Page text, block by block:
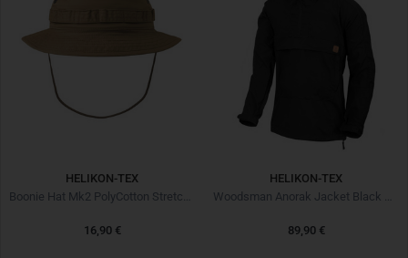
HELIKON-TEX
16,90 €
HELIKON-TEX
89,90 €